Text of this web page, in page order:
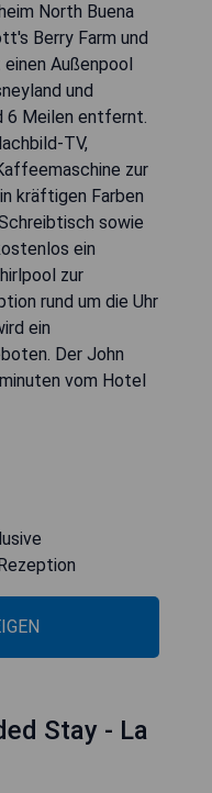
North Buena
Berry Farm und
Außenpool
und
6 Meilen entfernt.
TV,
zur
kräftigen Farben
sowie
ein
zur
rund um die Uhr
ein
Der John
vom Hotel
Stay - La